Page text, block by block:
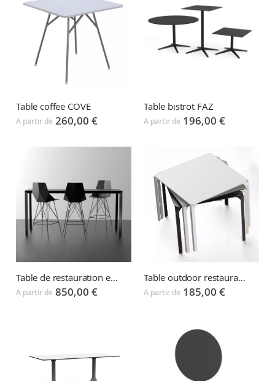
Table coffee COVE
A partir de 260,00 €
Table bistrot FAZ
A partir de 196,00 €
Table de restauration en aluminium FRAME
A partir de 850,00 €
Table outdoor restauration QUARTZ
A partir de 185,00 €